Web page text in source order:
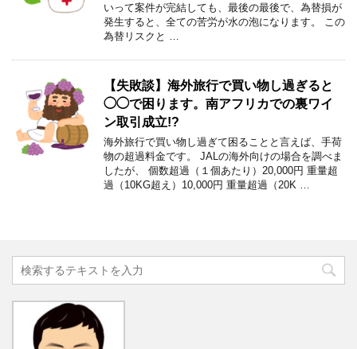
いって案件が完結しても、最後の最後で、為替損が
発生すると、全ての苦労が水の泡になります。 この
為替リスクと …
【失敗談】海外旅行で買い物し過ぎると
◯◯で困ります。南アフリカでの裏ワイ
ン取引成立!?
海外旅行で買い物し過ぎて困ることと言えば、手荷
物の超過料金です。 JALの海外向けの場合を調べま
したが、 個数超過（１個あたり）20,000円 重量超
過（10KG超え）10,000円 重量超過（20K …